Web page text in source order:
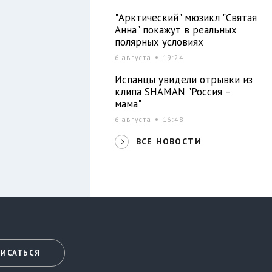
"Арктический" мюзикл "Святая
Анна" покажут в реальных
полярных условиях
6 августа 19:24
Испанцы увидели отрывки из
клипа SHAMAN "Россия –
мама"
6 августа 16:48
ВСЕ НОВОСТИ